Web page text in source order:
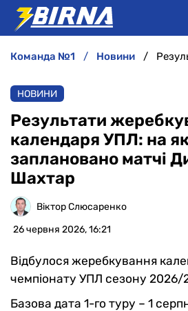
АНАЛІТИКА
ІНТЕРВ'Ю
РІЗНЕ
БУКМЕКЕРИ
команда №1 новини
НОВИНИ
Результати
календаря УПЛ: на
заплановано матчі
Шахтар
Віктор Слюсаренко
26 червня 2026, 16:21
Відбулося жеребкування
чемпіонату УПЛ сезону 2026/
Базова дата 1-го туру – 1